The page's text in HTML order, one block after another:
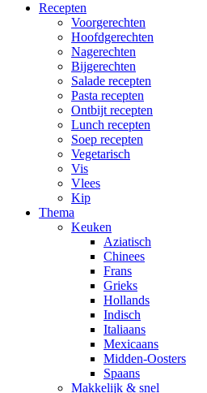
Recepten
Voorgerechten
Hoofdgerechten
Nagerechten
Bijgerechten
Salade recepten
Pasta recepten
Ontbijt recepten
Lunch recepten
Soep recepten
Vegetarisch
Vis
Vlees
Kip
Thema
Keuken
Aziatisch
Chinees
Frans
Grieks
Hollands
Indisch
Italiaans
Mexicaans
Midden-Oosters
Spaans
Makkelijk & snel